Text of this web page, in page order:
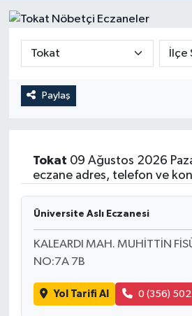
Paylaş
Tokat 09 Ağustos 2026
eczane adres, telefon ve
Üniversite Aslı Eczanesi
KALEARDI MAH. MUHİTTİN
NO:7A 7B
Yol Tarifi Al 0 (356)
Süper Lig Puan Durumu ve
Tüm Manşetler
Son Dakika Haberleri